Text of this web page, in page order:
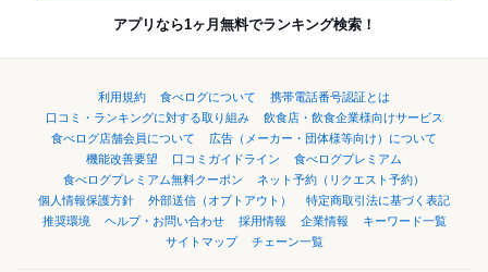
アプリなら1ヶ月無料でランキング検索！
利用規約 食べログについて
携帯電話番号認証とは
口コミ・ランキングに対する取り組み
飲食店・飲食企業様向けサービス
食べログ店舗会員について
広告（メーカー・団体様等向け）について
機能改善要望
口コミガイドライン
食べログプレミアム
食べログプレミアム無料クーポン
ネット予約（リクエスト予約）
個人情報保護方針
外部送信（オプトアウト）
特定商取引法に基づく表記
推奨環境
ヘルプ・お問い合わせ 採用情報 企業情報
キーワード一覧
サイトマップ
チェーン一覧